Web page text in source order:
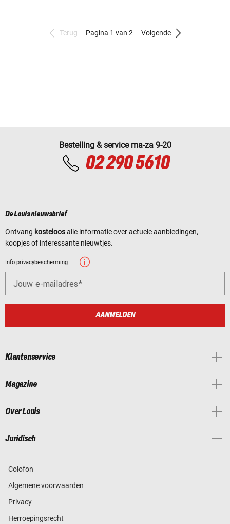
Terug Pagina 1 van 2 Volgende
Bestelling & service ma-za 9-20
02 290 5610
De Louis nieuwsbrief
Ontvang kosteloosalle informatie over actuele aanbiedingen,
koopjes of interessante nieuwtjes.
Info privacybescherming
Jouw e-mailadres
AANMELDEN
Klantenservice
Magazine
Over Louis
Juridisch
Colofon
Algemene voorwaarden
Privacy
Herroepingsrecht